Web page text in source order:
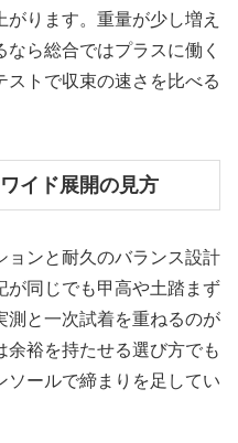
ります。重量が少し増え
ら総合ではプラスに働く
ストで収束の速さを比べる
イド展開の見方
ョンと耐久のバランス設計
が同じでも甲高や土踏まず
測と一次試着を重ねるのが
裕を持たせる選び方でも
ソールで締まりを足してい